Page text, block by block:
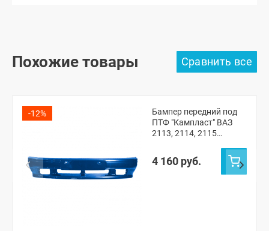
Похожие товары
-12%
Бампер передний под
ПТФ "Кампласт" ВАЗ
2113, 2114, 2115
4 160 руб.